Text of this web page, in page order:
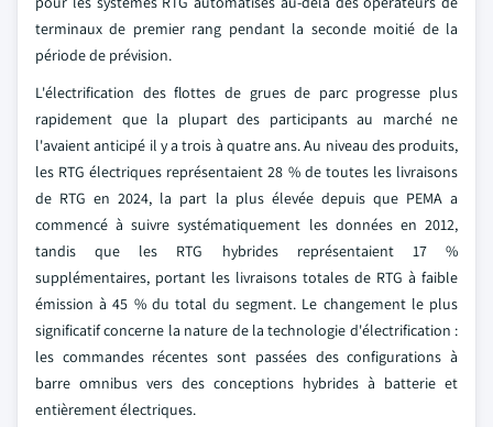
terminaux de premier rang pendant la seconde moitié de la
période de prévision.
L'électrification des flottes de grues de parc progresse plus
rapidement que la plupart des participants au marché ne
l'avaient anticipé il y a trois à quatre ans. Au niveau des produits,
les RTG électriques représentaient 28 % de toutes les livraisons
de RTG en 2024, la part la plus élevée depuis que PEMA a
commencé à suivre systématiquement les données en 2012,
tandis que les RTG hybrides représentaient 17 %
supplémentaires, portant les livraisons totales de RTG à faible
émission à 45 % du total du segment. Le changement le plus
significatif concerne la nature de la technologie d'électrification :
les commandes récentes sont passées des configurations à
barre omnibus vers des conceptions hybrides à batterie et
entièrement électriques.